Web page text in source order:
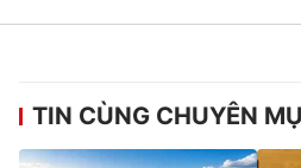
TIN CÙNG CHUYÊN